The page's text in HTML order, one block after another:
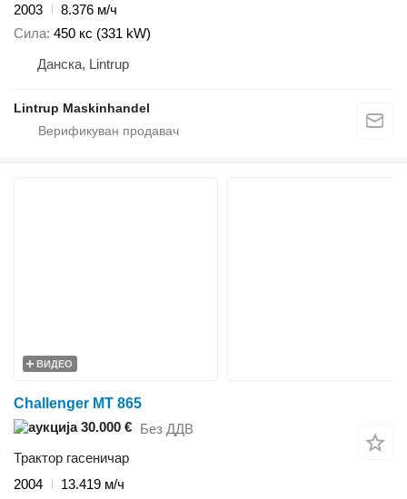
2003
8.376 м/ч
Сила 450 кс (331 kW)
Данска, Lintrup
Lintrup Maskinhandel
ВИДЕО
Challenger MT 865
30.000 € Без ДДВ
Трактор гасеничар
2004
13.419 м/ч